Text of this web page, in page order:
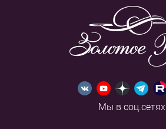
Мы в соц.сетях